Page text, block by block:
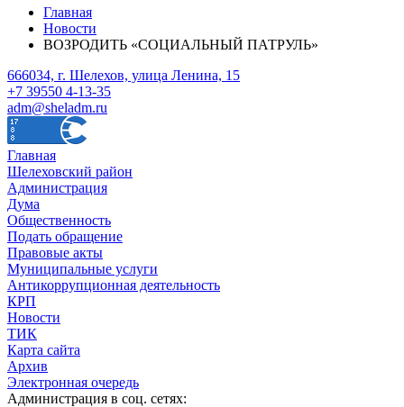
Главная
Новости
ВОЗРОДИТЬ «СОЦИАЛЬНЫЙ ПАТРУЛЬ»
666034, г. Шелехов, улица Ленина, 15
+7 39550 4-13-35
adm@sheladm.ru
Главная
Шелеховский район
Администрация
Дума
Общественность
Подать обращение
Правовые акты
Муниципальные услуги
Антикоррупционная деятельность
КРП
Новости
ТИК
Карта сайта
Архив
Электронная очередь
Администрация в соц. сетях: